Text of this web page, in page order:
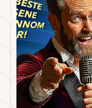
FREDAG 28.
Starter
Dørene åpner
Sal